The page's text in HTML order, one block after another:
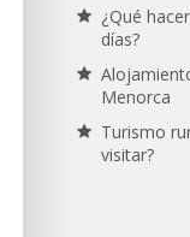
¿Qué
días?
Menorca
Turismo
visitar?